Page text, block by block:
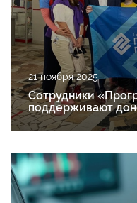
21 ноября 2025
Сотрудники
поддерживают